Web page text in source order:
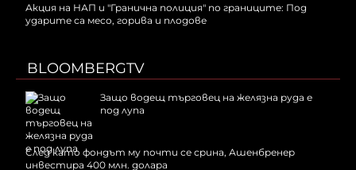
Акция на НАП и "Гранична полиция" по границите: Под
ударите са месо, горива и плодове
BLOOMBERGTV
Защо водещ търговец на желязна руда е
под лупа
След като фондът му почти се срина, Ашенбренер
инвестира 400 млн. долара